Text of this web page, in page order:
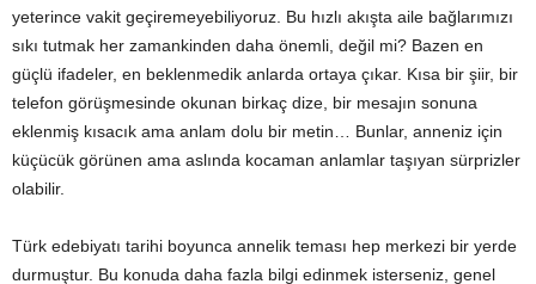
yeterince vakit geçiremeyebiliyoruz. Bu hızlı akışta aile bağlarımızı
sıkı tutmak her zamankinden daha önemli, değil mi? Bazen en
güçlü ifadeler, en beklenmedik anlarda ortaya çıkar. Kısa bir şiir, bir
telefon görüşmesinde okunan birkaç dize, bir mesajın sonuna
eklenmiş kısacık ama anlam dolu bir metin… Bunlar, anneniz için
küçücük görünen ama aslında kocaman anlamlar taşıyan sürprizler
olabilir.
Türk edebiyatı tarihi boyunca annelik teması hep merkezi bir yerde
durmuştur. Bu konuda daha fazla bilgi edinmek isterseniz, genel